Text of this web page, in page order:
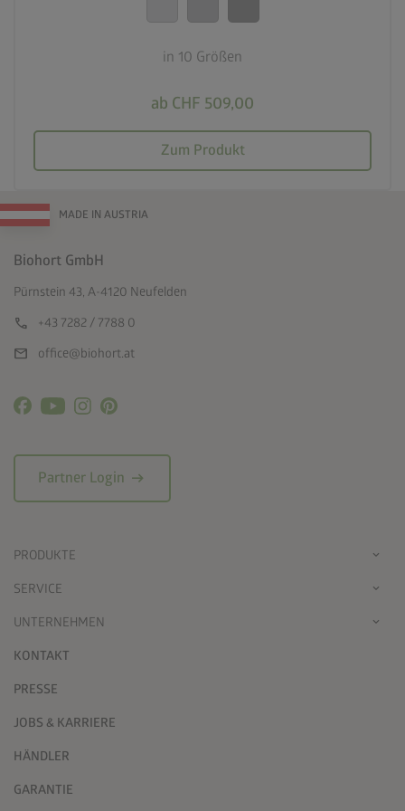
in 10 Größen
ab CHF 509,00
Zum Produkt
MADE IN AUSTRIA
Biohort GmbH
Pürnstein 43, A-4120 Neufelden
call +43 7282 / 7788 0
mail office@biohort.at
Partner Login arrow_right_alt
PRODUKTE
SERVICE
UNTERNEHMEN
KONTAKT
PRESSE
JOBS & KARRIERE
HÄNDLER
GARANTIE